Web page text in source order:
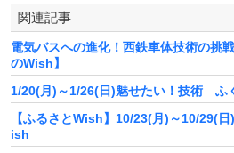
関連記事
電気バスへの進化！西鉄車体技術の挑
のWish】
1/20(月)～1/26(日)魅せたい！技術 ふ
【ふるさとWish】10/23(月)～10/29(
ish